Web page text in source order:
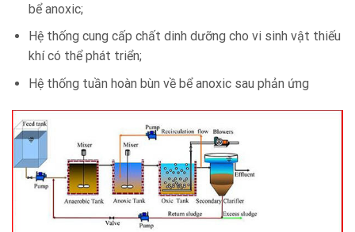
bể anoxic;
Hệ thống cung cấp chất dinh dưỡng cho vi sinh vật thiếu
khí có thể phát triển;
Hệ thống tuần hoàn bùn về bể anoxic sau phản ứng